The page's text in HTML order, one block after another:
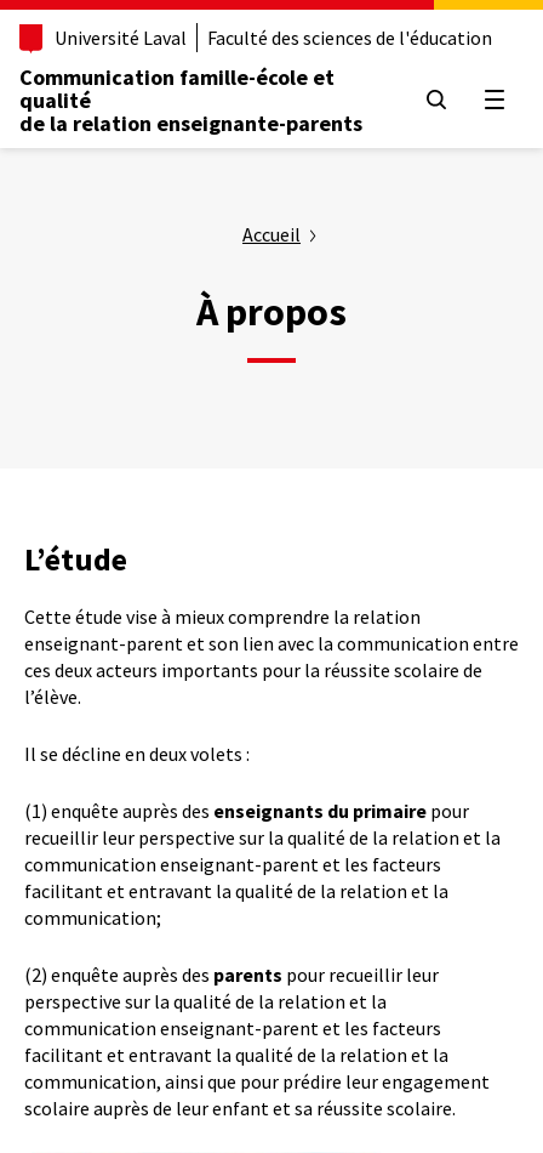
Aller
contenu
principal
Université Laval Faculté des sciences de l'éducation
Communication famille-école et
qualité
de la relation enseignante-parents
Accueil
À propos
L’étude
Cette étude vise à mieux comprendre la relation
enseignant-parent et son lien avec la communication entre
ces deux acteurs importants pour la réussite scolaire de
l’élève.
Il se décline en deux volets :
(1) enquête auprès des enseignants du primaire pour
recueillir leur perspective sur la qualité de la relation et la
communication enseignant-parent et les facteurs
facilitant et entravant la qualité de la relation et la
communication;
(2) enquête auprès des parents pour recueillir leur
perspective sur la qualité de la relation et la
communication enseignant-parent et les facteurs
facilitant et entravant la qualité de la relation et la
communication, ainsi que pour prédire leur engagement
scolaire auprès de leur enfant et sa réussite scolaire.